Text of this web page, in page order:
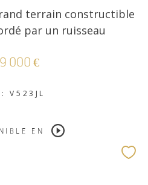
terrain constructible
par un ruisseau
000 €
: V523JL
EN